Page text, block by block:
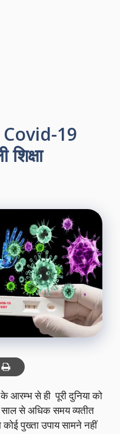
Covid-19
से ही पूरी दुनिया को
से अधिक समय व्यतीत
पुख्ता उपाय सामने नहीं